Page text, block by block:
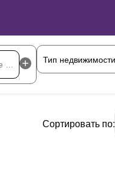
Сортировать по: